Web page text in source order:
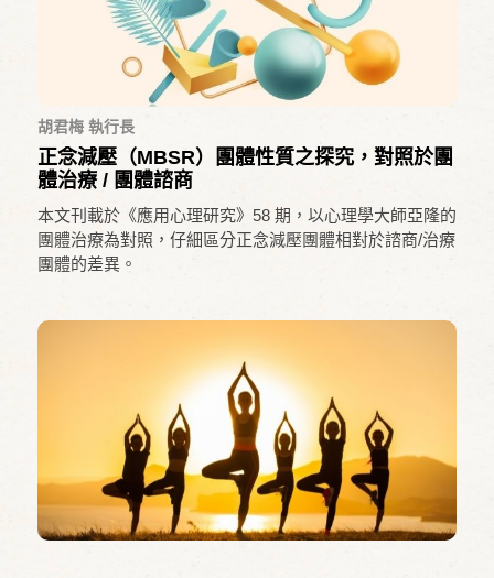
胡君梅 執行長
正念減壓（MBSR）團體性質之探究，對照於團
體治療 / 團體諮商
本文刊載於《應用心理研究》58 期，以心理學大師亞隆的
團體治療為對照，仔細區分正念減壓團體相對於諮商/治療
團體的差異。